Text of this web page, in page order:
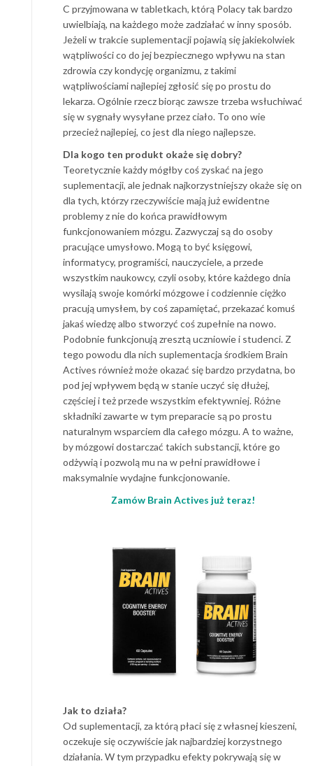
C przyjmowana w tabletkach, którą Polacy tak bardzo
uwielbiają, na każdego może zadziałać w inny sposób.
Jeżeli w trakcie suplementacji pojawią się jakiekolwiek
wątpliwości co do jej bezpiecznego wpływu na stan
zdrowia czy kondycję organizmu, z takimi
wątpliwościami najlepiej zgłosić się po prostu do
lekarza. Ogólnie rzecz biorąc zawsze trzeba wsłuchiwać
się w sygnały wysyłane przez ciało. To ono wie
przecież najlepiej, co jest dla niego najlepsze.
Dla kogo ten produkt okaże się dobry?
Teoretycznie każdy mógłby coś zyskać na jego
suplementacji, ale jednak najkorzystniejszy okaże się on
dla tych, którzy rzeczywiście mają już ewidentne
problemy z nie do końca prawidłowym
funkcjonowaniem mózgu. Zazwyczaj są do osoby
pracujące umysłowo. Mogą to być księgowi,
informatycy, programiści, nauczyciele, a przede
wszystkim naukowcy, czyli osoby, które każdego dnia
wysilają swoje komórki mózgowe i codziennie ciężko
pracują umysłem, by coś zapamiętać, przekazać komuś
jakaś wiedzę albo stworzyć coś zupełnie na nowo.
Podobnie funkcjonują zresztą uczniowie i studenci. Z
tego powodu dla nich suplementacja środkiem Brain
Actives również może okazać się bardzo przydatna, bo
pod jej wpływem będą w stanie uczyć się dłużej,
częściej i też przede wszystkim efektywniej. Różne
składniki zawarte w tym preparacie są po prostu
naturalnym wsparciem dla całego mózgu. A to ważne,
by mózgowi dostarczać takich substancji, które go
odżywią i pozwolą mu na w pełni prawidłowe i
maksymalnie wydajne funkcjonowanie.
Zamów Brain Actives już teraz!
Jak to działa?
Od suplementacji, za którą płaci się z własnej kieszeni,
oczekuje się oczywiście jak najbardziej korzystnego
działania. W tym przypadku efekty pokrywają się w